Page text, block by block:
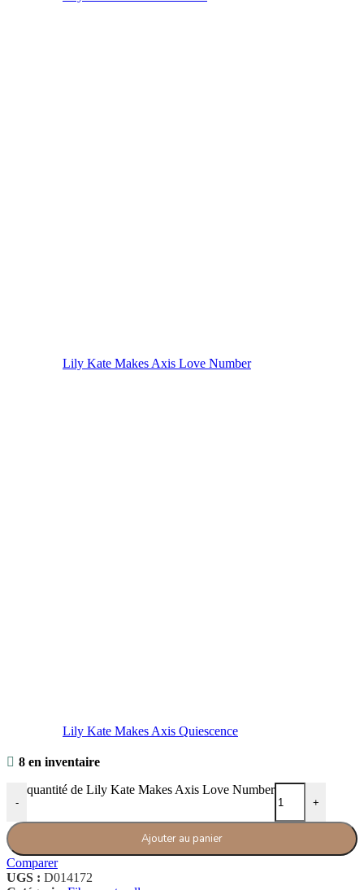
Lily Kate Makes Axis Love Number
Lily Kate Makes Axis Quiescence
8 en inventaire
-
quantité de Lily Kate Makes Axis Love Number
+
Ajouter au panier
Comparer
UGS : D014172